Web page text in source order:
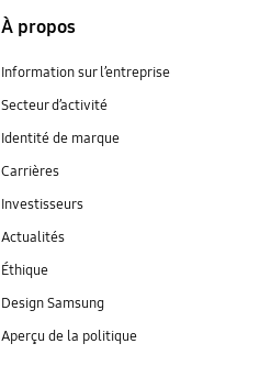
À propos
Information sur l’entreprise
Secteur d’activité
Identité de marque
Carrières
Investisseurs
Actualités
Éthique
Design Samsung
Aperçu de la politique